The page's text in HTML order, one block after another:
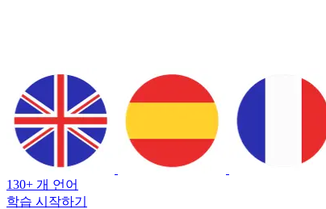
130+ 개 언어
학습 시작하기